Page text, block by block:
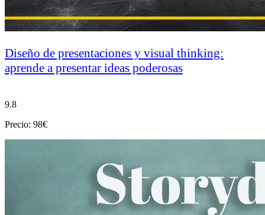
Diseño de presentaciones y visual thinking:
aprende a presentar ideas poderosas
9.8
Precio: 98€